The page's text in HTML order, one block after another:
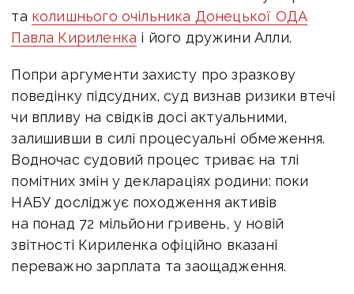
та колишнього очільника Донецької ОДА
Павла Кириленка і його дружини Алли.
Попри аргументи захисту про зразкову
поведінку підсудних, суд визнав ризики втечі
чи впливу на свідків досі актуальними,
залишивши в силі процесуальні обмеження.
Водночас судовий процес триває на тлі
помітних змін у деклараціях родини: поки
НАБУ досліджує походження активів
на понад 72 мільйони гривень, у новій
звітності Кириленка офіційно вказані
переважно зарплата та заощадження.